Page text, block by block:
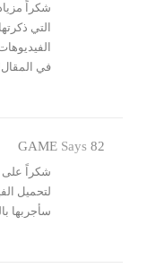
شكراً
التي
في
82 GAME
Says
شكراً على
لتحميل
سأجربها